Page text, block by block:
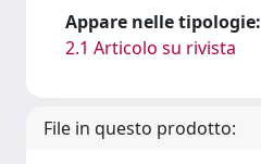
Appare nelle tipologie:
2.1 Articolo su rivista
File in questo prodotto: